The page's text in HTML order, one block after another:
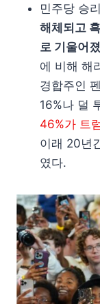
민주당 승
해체되고
로 기울어
에 비해 해
경합주인
16%나 덜
46%가 트
이래 20년
였다.